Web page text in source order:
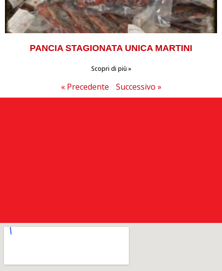
PANCIA STAGIONATA UNICA MARTINI
Scopri di più »
« Precedente Successivo »